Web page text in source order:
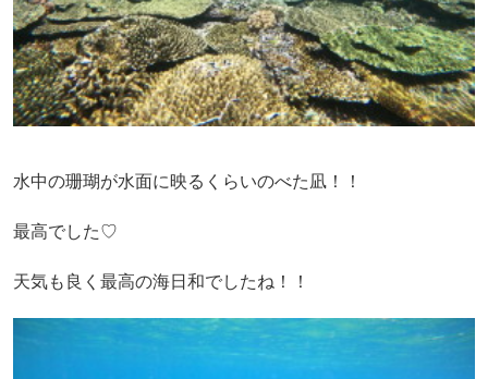
水中の珊瑚が水面に映るくらいのべた凪！！
最高でした♡
天気も良く最高の海日和でしたね！！